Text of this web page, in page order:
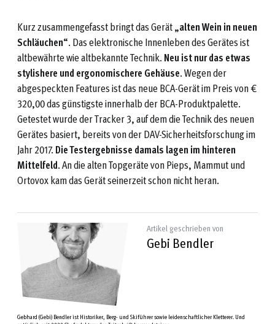
Kurz zusammengefasst bringt das Gerät „alten Wein in neuen
Schläuchen“. Das elektronische Innenleben des Gerätes ist
altbewährte wie altbekannte Technik. Neu ist nur das etwas
stylishere und ergonomischere Gehäuse. Wegen der
abgespeckten Features ist das neue BCA-Gerät im Preis von €
320,00 das günstigste innerhalb der BCA-Produktpalette.
Getestet wurde der Tracker 3, auf dem die Technik des neuen
Gerätes basiert, bereits von der DAV-Sicherheitsforschung im
Jahr 2017. Die Testergebnisse damals lagen im hinteren
Mittelfeld. An die alten Topgeräte von Pieps, Mammut und
Ortovox kam das Gerät seinerzeit schon nicht heran.
Artikel geschrieben von
Gebi Bendler
Gebhard (Gebi) Bendler ist Historiker, Berg- und Skiführer sowie leidenschaftlicher Kletterer. Und